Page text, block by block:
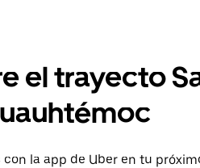
el trayecto
con la app de Uber en tu